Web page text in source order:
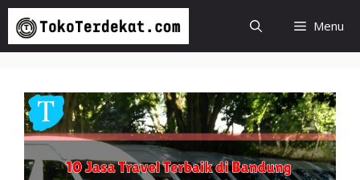
Langsung
isi
Menu